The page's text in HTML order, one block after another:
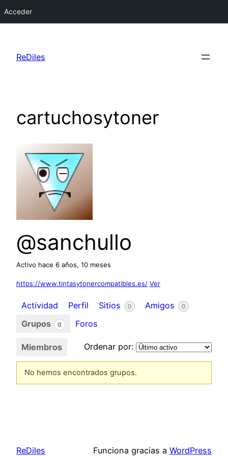
Acceder
contenido
ReDiles
cartuchosytoner
@sanchullo
Activo hace 6 años, 10 meses
https://www.tintasytonercompatibles.es/ Ver
Actividad Perfil Sitios 0 Amigos 0
Grupos 0 Foros
Miembros Ordenar por:
Grupos
miembros
No hemos encontrados grupos.
ReDiles Funciona gracias a WordPress